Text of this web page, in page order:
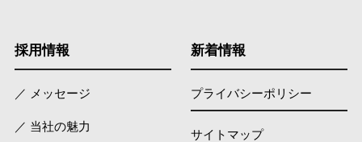
採用情報
／ メッセージ
／ 当社の魅力
新着情報
プライバシーポリシー
サイトマップ